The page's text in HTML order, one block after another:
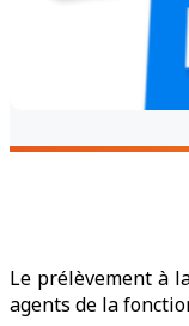
Le prélèvement à
agents de la